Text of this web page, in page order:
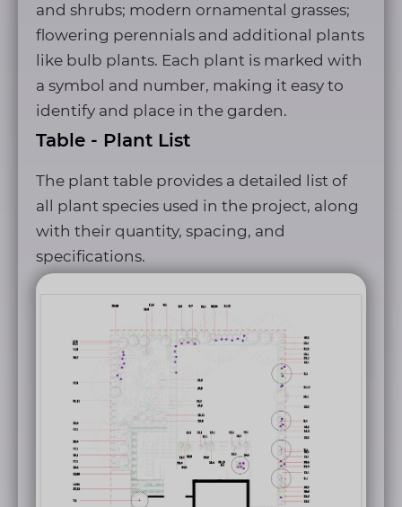
and shrubs; modern ornamental grasses;
flowering perennials and additional plants
like bulb plants. Each plant is marked with
a symbol and number, making it easy to
identify and place in the garden.
Table - Plant List
The plant table provides a detailed list of
all plant species used in the project, along
with their quantity, spacing, and
specifications.